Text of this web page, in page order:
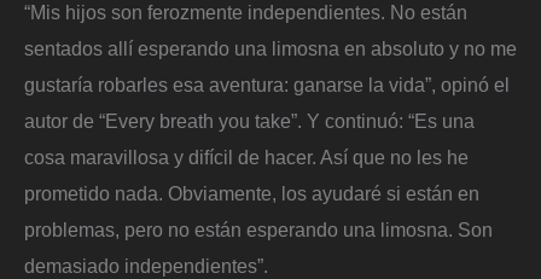
“Mis hijos son ferozmente independientes. No están
sentados allí esperando una limosna en absoluto y no me
gustaría robarles esa aventura: ganarse la vida”, opinó el
autor de “Every breath you take”. Y continuó: “Es una
cosa maravillosa y difícil de hacer. Así que no les he
prometido nada. Obviamente, los ayudaré si están en
problemas, pero no están esperando una limosna. Son
demasiado independientes”.